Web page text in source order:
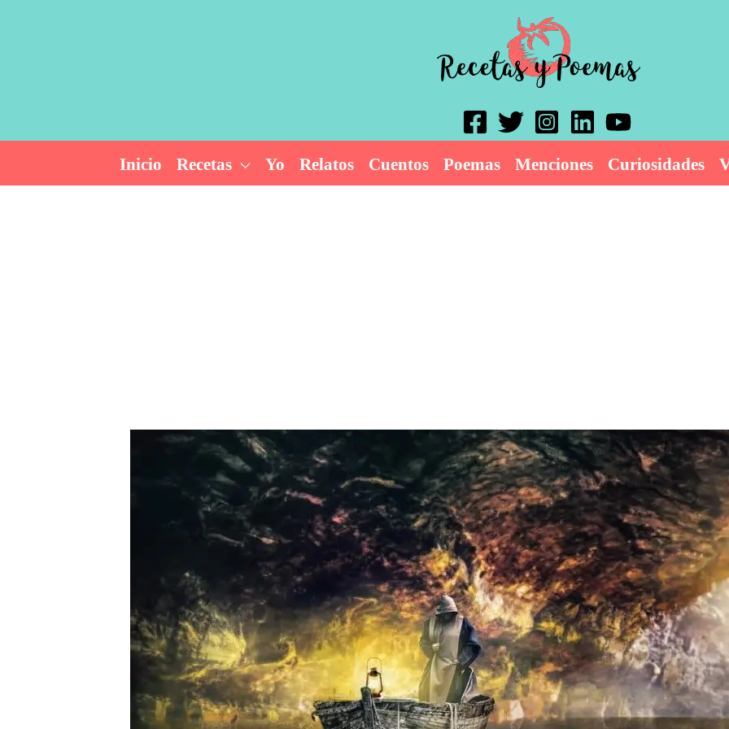
Inicio Recetas Yo Relatos Cuentos Poemas Menciones Curiosidades